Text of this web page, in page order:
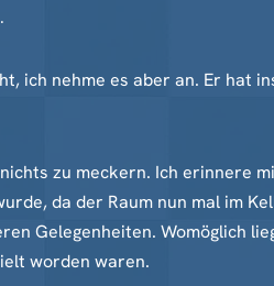
ich nehme es aber an. Er hat
zu meckern. Ich erinnere
da der Raum nun mal im
Gelegenheiten. Womöglich
worden waren.